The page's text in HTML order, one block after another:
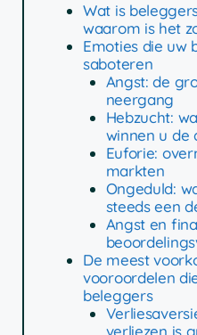
Wat is
waarom is het
Emoties die uw
saboteren
Angst: de
neergang
Hebzucht:
winnen u de
Euforie:
markten
Ongeduld:
steeds een
Angst en
De meest
vooroordelen
beleggers